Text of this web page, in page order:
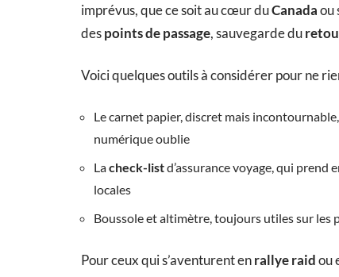
imprévus, que ce soit au cœur duCanadaou
despoints de passage, sauvegarde du
Voici quelques outils à considérer pour ne
Le carnet papier, discret mais
numérique oublie
Lacheck-listd’assurance voyage, qui prend
locales
Boussole et altimètre, toujours utiles sur les
Pour ceux qui s’aventurent enrallye raidou